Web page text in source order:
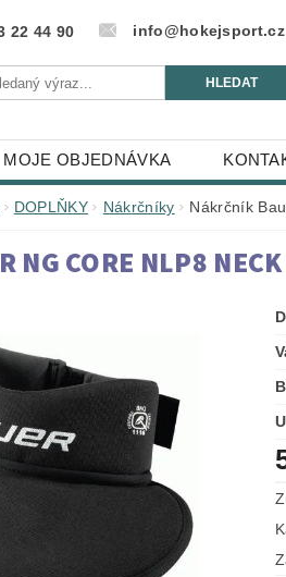
22 44 90 info@hokejsport.cz
MOJE OBJEDNÁVKA
DOPLŇKY Nákrčníky Nákrčník
NG CORE NLP8